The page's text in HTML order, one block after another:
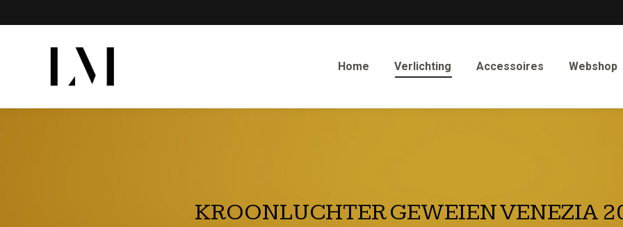
Home Verlichting Accessoires Webshop
KROONLUCHTER GEWEIEN VENEZIA